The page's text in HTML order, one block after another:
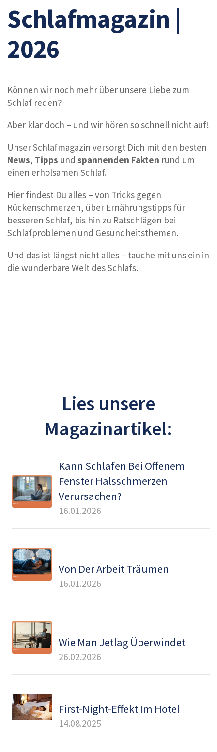
Schlafmagazin |
2026
Können wir noch mehr über unsere Liebe zum
Schlaf reden?
Aber klar doch – und wir hören so schnell nicht auf!
Unser Schlafmagazin versorgt Dich mit den besten
News, Tipps und spannenden Fakten rund um
einen erholsamen Schlaf.
Hier findest Du alles – von Tricks gegen
Rückenschmerzen, über Ernährungstipps für
besseren Schlaf, bis hin zu Ratschlägen bei
Schlafproblemen und Gesundheitsthemen.
Und das ist längst nicht alles – tauche mit uns ein in
die wunderbare Welt des Schlafs.
Lies unsere
Magazinartikel:
Kann Schlafen Bei Offenem
Fenster Halsschmerzen
Verursachen?
16.01.2026
Von Der Arbeit Träumen
16.01.2026
Wie Man Jetlag Überwindet
26.02.2026
First-Night-Effekt Im Hotel
14.08.2025